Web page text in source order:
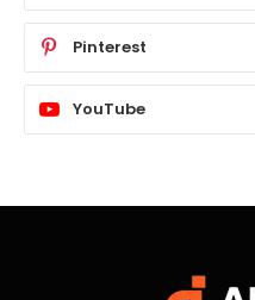
Pinterest
YouTube